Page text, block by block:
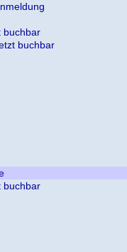
buchbar
buchbar
buchbar